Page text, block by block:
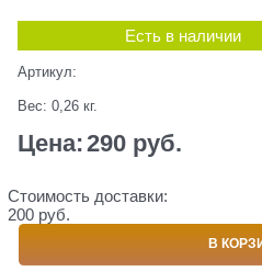
Есть в наличии
Артикул:
Вес: 0,26 кг.
Цена:290 руб.
Стоимость доставки:
200 руб.
В